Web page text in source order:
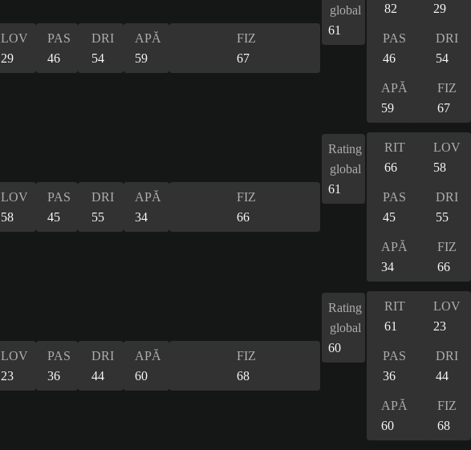
LOV
29
PAS
46
DRI
54
APĂ
59
FIZ
67
global
61
82
29
PAS
46
DRI
54
APĂ
59
FIZ
67
LOV
58
PAS
45
DRI
55
APĂ
34
FIZ
66
Rating
global
61
RIT
66
LOV
58
PAS
45
DRI
55
APĂ
34
FIZ
66
LOV
23
PAS
36
DRI
44
APĂ
60
FIZ
68
Rating
global
60
RIT
61
LOV
23
PAS
36
DRI
44
APĂ
60
FIZ
68